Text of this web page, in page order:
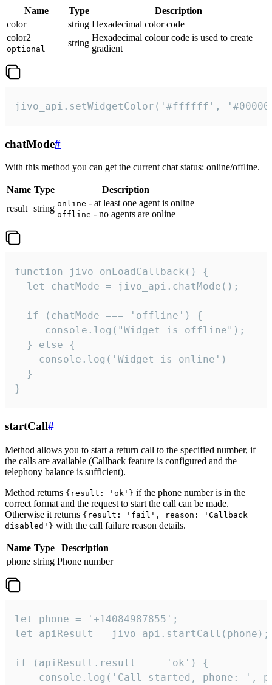
Name Type
Description
color
string Hexadecimal color code
color2
optional
string
Hexadecimal colour code is used to create
gradient
jivo_api.setWidgetColor('#ffffff',
chatMode#
With this method you can get the current chat status: online/offline.
Name Type
Description
result string online - at least one agent is online
offline - no agents are online
function jivo_onLoadCallback() {
  let chatMode = jivo_api.chatMode();
  if (chatMode === 'offline') {
     console.log("Widget is offline");
  } else {
    console.log('Widget is online')
  }
}
startCall#
Method allows you to start a return call to the specified number, if
the calls are available (Callback feature is configured and the
telephony balance is sufficient).
Method returns {result: 'ok'} if the phone number is in the
correct format and the request to start the call can be made.
Otherwise it returns {result: 'fail', reason: 'Callback
disabled'} with the call failure reason details.
Name Type
Description
phone string Phone number
let phone = '+14084987855';
let apiResult = jivo_api.startCall(phone);
if (apiResult.result === 'ok') {
console.log('Call started, phone: ',